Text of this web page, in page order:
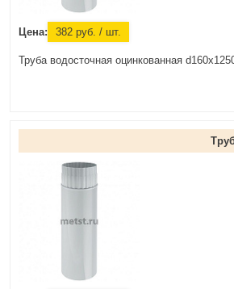
Цена: 382 руб. / шт.
Труба водосточная оцинкованная